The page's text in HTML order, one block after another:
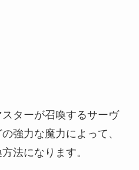
ターが召喚するサーヴ
強力な魔力によって、
法になります。